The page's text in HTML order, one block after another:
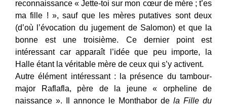
reconnaissance « Jette-toi sur mon cœur de mère ; t’es
ma fille ! », sauf que les mères putatives sont deux
(d’où l’évocation du jugement de Salomon) et que la
bonne est une troisième. Ce dernier point est
intéressant car apparaît l’idée que peu importe, la
Halle étant la véritable mère de ceux qui s’y activent.
Autre élément intéressant : la présence du tambour-
major Raflafla, père de la jeune « orpheline de
naissance ». Il annonce le Monthabor de la Fille du